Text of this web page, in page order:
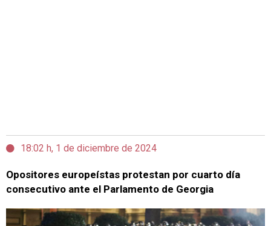
18:02 h, 1 de diciembre de 2024
Opositores europeístas protestan por cuarto día
consecutivo ante el Parlamento de Georgia